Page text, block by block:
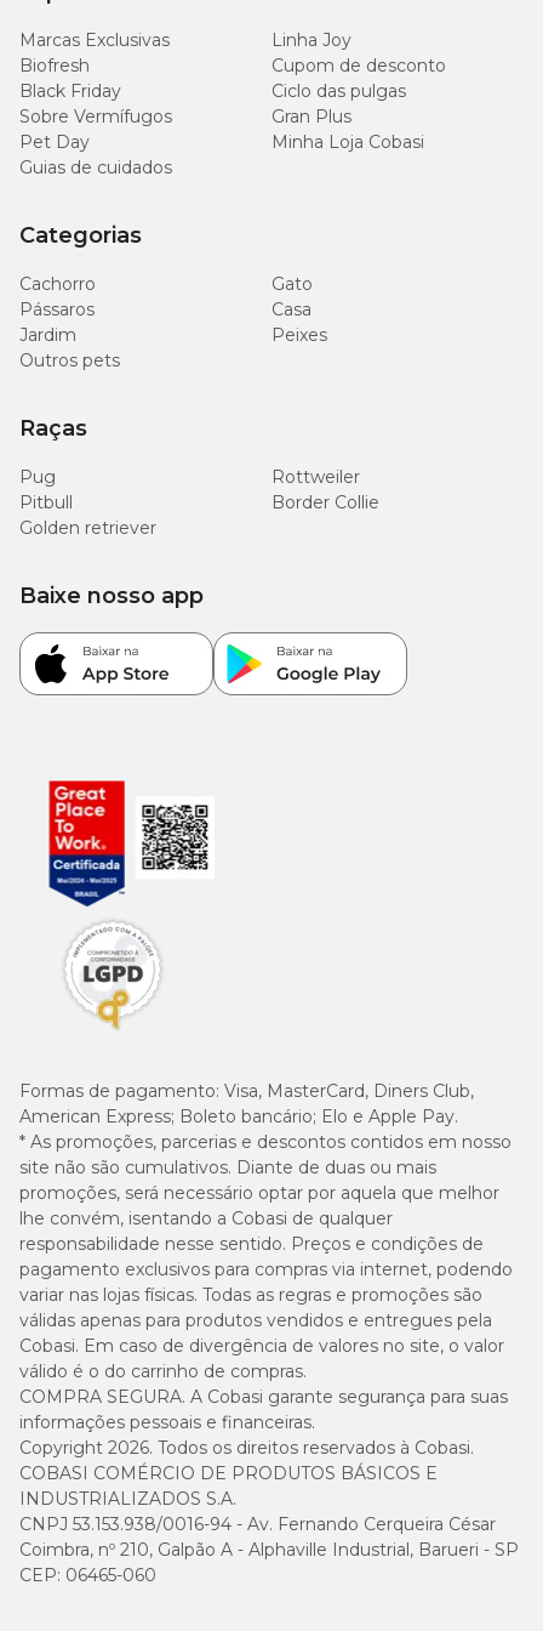
espalhadas por todo o território nacional para conhecer as
melhores opções para cuidar do seu pet e da sua casa. Aproveite!
Marcas Exclusivas
Linha Joy
Biofresh
Cupom de desconto
Black Friday
Ciclo das pulgas
Sobre Vermífugos
Gran Plus
Pet Day
Minha Loja Cobasi
Guias de cuidados
Categorias
Cachorro
Gato
Pássaros
Casa
Jardim
Peixes
Outros pets
Raças
Pug
Rottweiler
Pitbull
Border Collie
Golden retriever
Formas de pagamento: Visa, MasterCard, Diners Club,
American Express; Boleto bancário; Elo e Apple Pay.
* As promoções, parcerias e descontos contidos em nosso
site não são cumulativos. Diante de duas ou mais
promoções, será necessário optar por aquela que melhor
lhe convém, isentando a Cobasi de qualquer
responsabilidade nesse sentido. Preços e condições de
pagamento exclusivos para compras via internet, podendo
variar nas lojas físicas. Todas as regras e promoções são
válidas apenas para produtos vendidos e entregues pela
Cobasi. Em caso de divergência de valores no site, o valor
válido é o do carrinho de compras.
COMPRA SEGURA. A Cobasi garante segurança para suas
informações pessoais e financeiras.
Copyright 2026. Todos os direitos reservados à Cobasi.
COBASI COMÉRCIO DE PRODUTOS BÁSICOS E
INDUSTRIALIZADOS S.A.
CNPJ 53.153.938/0016-94 - Av. Fernando Cerqueira César
Coimbra, nº 210, Galpão A - Alphaville Industrial, Barueri - SP
CEP: 06465-060
Baixe nosso app